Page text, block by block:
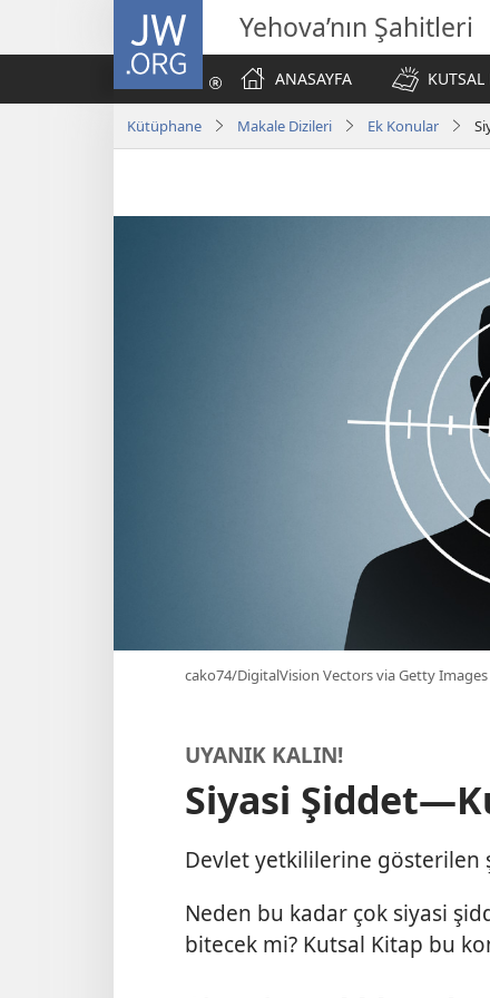
JW.ORG Yehova’nın Şahitleri
ANASAYFA
Kütüphane Makale Dizileri Ek Konular
cako74/DigitalVision Vectors via Getty Images
UYANIK KALIN!
Siyasi
Devlet yetkililerine gösterilen
Neden bu kadar çok siyasi
bitecek mi? Kutsal Kitap bu